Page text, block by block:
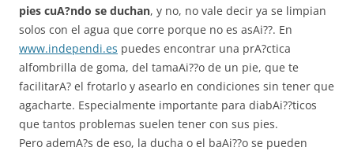
pies cuA?ndo se duchan, y no, no vale decir ya se limpian
solos con el agua que corre porque no es asAi??. En
www.independi.es puedes encontrar una prA?ctica
alfombrilla de goma, del tamaAi??o de un pie, que te
facilitarA? el frotarlo y asearlo en condiciones sin tener que
agacharte. Especialmente importante para diabAi??ticos
que tantos problemas suelen tener con sus pies.
Pero ademA?s de eso, la ducha o el baAi??o se pueden